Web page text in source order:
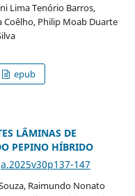
Lima Tenório Barros,
Coêlho, Philip Moab Duarte
epub
LÂMINAS DE
PEPINO HÍBRIDO
147
Raimundo Nonato